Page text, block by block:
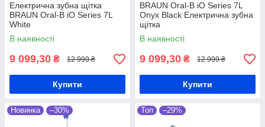
Електрична зубна щітка
BRAUN Oral-B iO Series 7L
White
В наявності
9 099,30 ₴ 12 999 ₴
Купити
BRAUN Oral-B iO Series 7L
Onyx Black Електрична зубна
щітка
В наявності
9 099,30 ₴ 12 999 ₴
Купити
Новинка –30% Топ –29%